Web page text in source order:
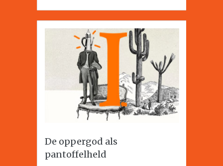
De oppergod als
pantoffelheld